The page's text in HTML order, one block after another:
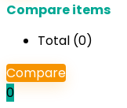
Compare items
Total (0)
Compare
0